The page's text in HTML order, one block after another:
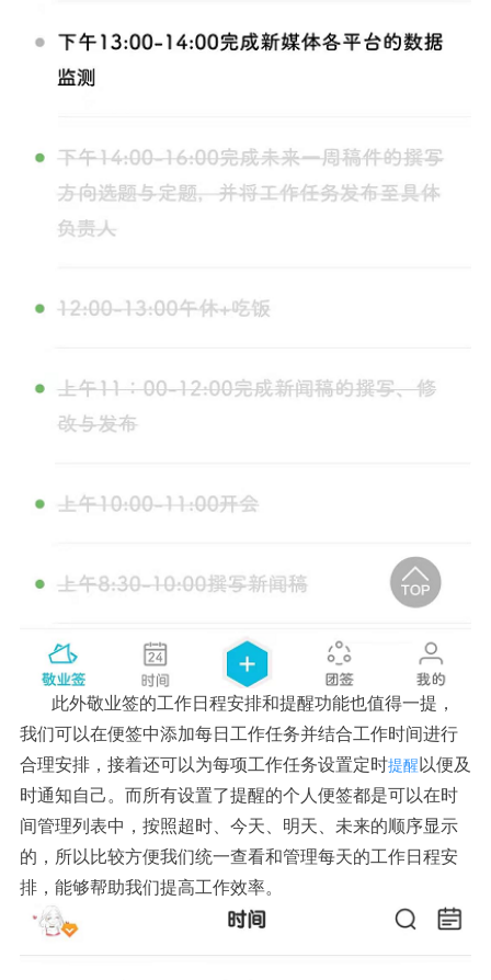
此外敬业签的工作日程安排和提醒功能也值得一提，
我们可以在便签中添加每日工作任务并结合工作时间进行
合理安排，接着还可以为每项工作任务设置定时提醒 以便及
时通知自己。而所有设置了提醒的个人便签都是可以在时
间管理列表中，按照超时、今天、明天、未来的顺序显示
的，所以比较方便我们统一查看和管理每天的工作日程安
排，能够帮助我们提高工作效率。